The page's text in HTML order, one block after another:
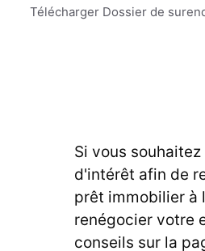
AllerTélécharger Dossier de
Si vous
d'intérêt afin de
prêt immobilier à
renégocier votre
conseils sur la